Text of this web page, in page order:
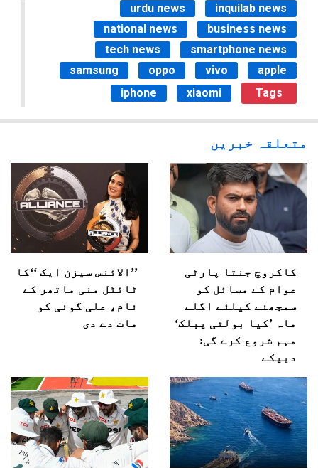
urdu news
inquilab news
national news
business news
tech news
smartphone news
samsung
oppo vivo
apple
iphone
xiaomi Tags
متعلقہ خبریں
کاکروچ جنتا پارٹی
عوام کے مسائل کو
سمجھنے کیلئے اگلے
ماہ ’کیا بولتی پبلک‘
مہم شروع کرے گی:
دیپکے
’’الائنس سیزن ایک ‘‘کا
ٹائٹل منی ماتھر کے
نام، علی گونی کو
مات دے دی